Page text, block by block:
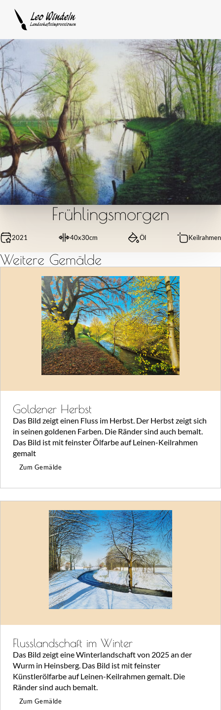
Frühlingsmorgen
2021 40x30cm Öl Keilrahmen
Weitere Gemälde
Goldener Herbst
Das Bild zeigt einen Fluss im Herbst. Der Herbst zeigt sich
in seinen goldenen Farben. Die Ränder sind auch bemalt.
Das Bild ist mit feinster Ölfarbe auf Leinen-Keilrahmen
gemalt
Zum Gemälde
Flusslandschaft im Winter
Das Bild zeigt eine Winterlandschaft von 2025 an der
Wurm in Heinsberg. Das Bild ist mit feinster
Künstlerölfarbe auf Leinen-Keilrahmen gemalt. Die
Ränder sind auch bemalt.
Zum Gemälde